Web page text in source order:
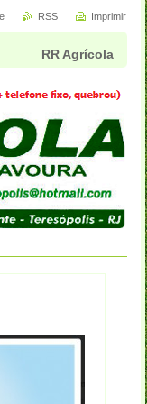
RR Agrícola
RSS Imprimir